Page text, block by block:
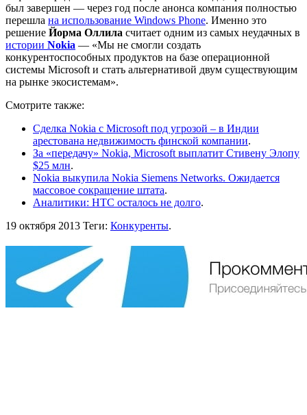
был завершен — через год после анонса компания полностью
перешла на использование Windows Phone. Именно это
решение Йорма Оллила считает одним из самых неудачных в
истории Nokia — «Мы не смогли создать
конкурентоспособных продуктов на базе операционной
системы Microsoft и стать альтернативой двум существующим
на рынке экосистемам».
Смотрите также:
Сделка Nokia с Microsoft под угрозой – в Индии
арестована недвижимость финской компании.
За «передачу» Nokia, Microsoft выплатит Стивену Элопу
$25 млн.
Nokia выкупила Nokia Siemens Networks. Ожидается
массовое сокращение штата.
Аналитики: HTC осталось не долго.
19 октября 2013 Теги: Конкуренты.